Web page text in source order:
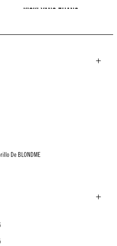
KICKI YANG ZHANG
De BLONDME